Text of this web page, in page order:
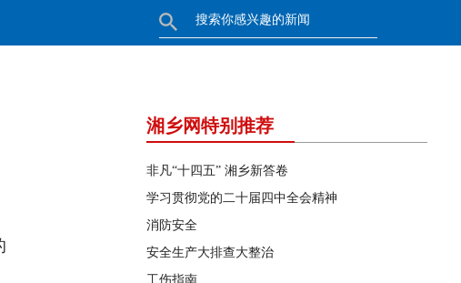
湘乡网特别推荐
非凡“十四五” 湘乡新答卷
学习贯彻党的二十届四中全会精神
消防安全
安全生产大排查大整治
工伤指南